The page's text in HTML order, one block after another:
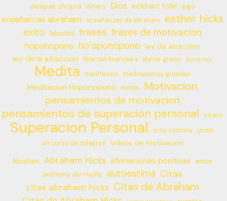
deepak chopra dinero Dios eckhart tolle ego
enseñanzas abraham enseñanzas de abraham esther hicks
exito felicidad frases frases de motivacion
hoponopono ho’oponopono ley de atraccion
ley de la atraccion libertad financiera libros gratis louise hay
Medita meditacion meditaciones guiadas
Meditacion Hoponopono metas Motivacion
pensamientos de motivacion
pensamientos de superacion personal stress
Superacion Personal tony robbins
ucdm
un curso de milagros
videos de motivacion
Abraham Abraham Hicks afirmaciones positivas
amor
anthony de mello
autoestima Citas
citas abraham hicks Citas de Abraham